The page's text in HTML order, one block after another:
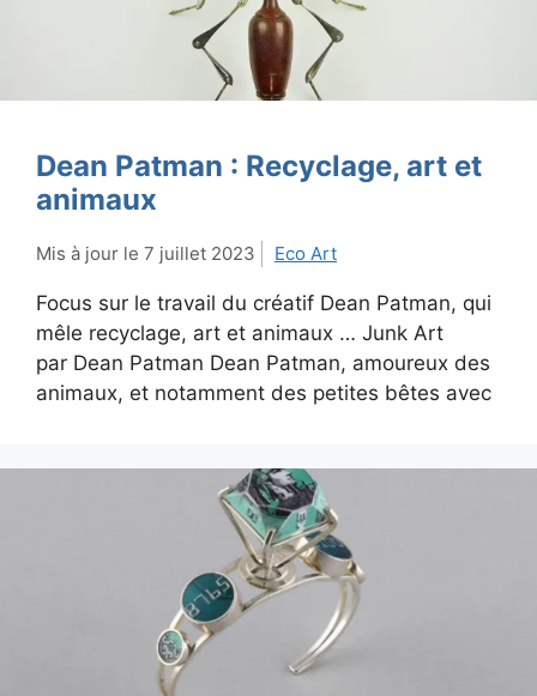
Dean Patman : Recyclage, art et
animaux
7 juillet 2023 Eco Art
Focus sur le travail du créatif Dean Patman, qui
mêle recyclage, art et animaux … Junk Art
par Dean Patman Dean Patman, amoureux des
animaux, et notamment des petites bêtes avec